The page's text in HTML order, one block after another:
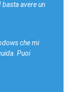
avere un
che mi
Puoi